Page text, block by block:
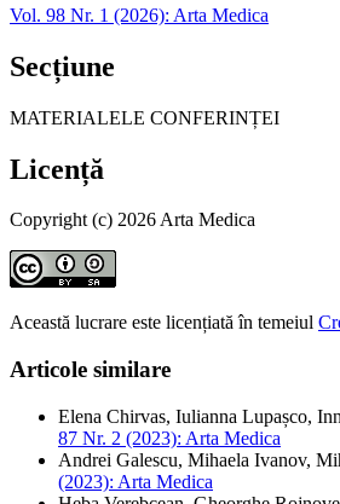
Vol. 98 Nr. 1 (2026): Arta Medica
Secțiune
MATERIALELE CONFERINȚEI
Licență
Copyright (c) 2026 Arta Medica
Această lucrare este licențiată în temeiul
Articole similare
Elena Chirvas, Iulianna Lupașco,
87 Nr. 2 (2023): Arta Medica
Andrei Galescu, Mihaela Ivanov,
(2023): Arta Medica